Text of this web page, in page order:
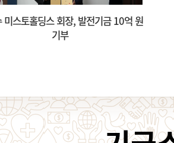
정영오(Luke Jung) 동문(헝가리학 99),
장학금 기부 서명식 개최